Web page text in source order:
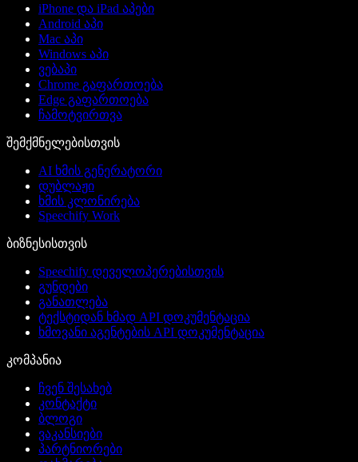
iPhone და iPad აპები
Android აპი
Mac აპი
Windows აპი
ვებაპი
Chrome გაფართოება
Edge გაფართოება
ჩამოტვირთვა
შემქმნელებისთვის
AI ხმის გენერატორი
დუბლაჟი
ხმის კლონირება
Speechify Work
ბიზნესისთვის
Speechify დეველოპერებისთვის
გუნდები
განათლება
ტექსტიდან ხმად API დოკუმენტაცია
ხმოვანი აგენტების API დოკუმენტაცია
კომპანია
ჩვენ შესახებ
კონტაქტი
ბლოგი
ვაკანსიები
პარტნიორები